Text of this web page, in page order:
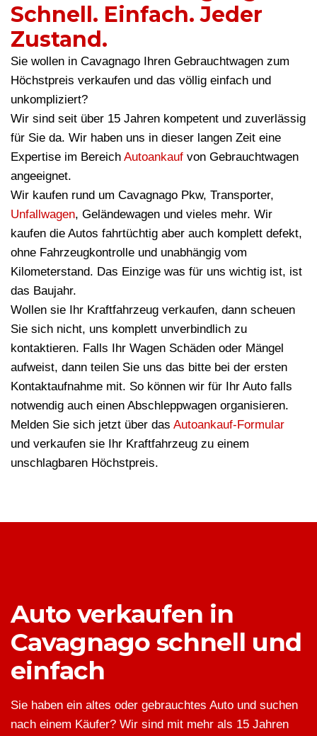
Schnell. Einfach. Jeder
Zustand.
Sie wollen in Cavagnago Ihren Gebrauchtwagen zum
Höchstpreis verkaufen und das völlig einfach und
unkompliziert?
Wir sind seit über 15 Jahren kompetent und zuverlässig
für Sie da. Wir haben uns in dieser langen Zeit eine
Expertise im Bereich Autoankauf von Gebrauchtwagen
angeeignet.
Wir kaufen rund um Cavagnago Pkw, Transporter,
Unfallwagen, Geländewagen und vieles mehr. Wir
kaufen die Autos fahrtüchtig aber auch komplett defekt,
ohne Fahrzeugkontrolle und unabhängig vom
Kilometerstand. Das Einzige was für uns wichtig ist, ist
das Baujahr.
Wollen sie Ihr Kraftfahrzeug verkaufen, dann scheuen
Sie sich nicht, uns komplett unverbindlich zu
kontaktieren. Falls Ihr Wagen Schäden oder Mängel
aufweist, dann teilen Sie uns das bitte bei der ersten
Kontaktaufnahme mit. So können wir für Ihr Auto falls
notwendig auch einen Abschleppwagen organisieren.
Melden Sie sich jetzt über das Autoankauf-Formular
und verkaufen sie Ihr Kraftfahrzeug zu einem
unschlagbaren Höchstpreis.
Auto verkaufen in
Cavagnago schnell und
einfach
Sie haben ein altes oder gebrauchtes Auto und suchen
nach einem Käufer? Wir sind mit mehr als 15 Jahren